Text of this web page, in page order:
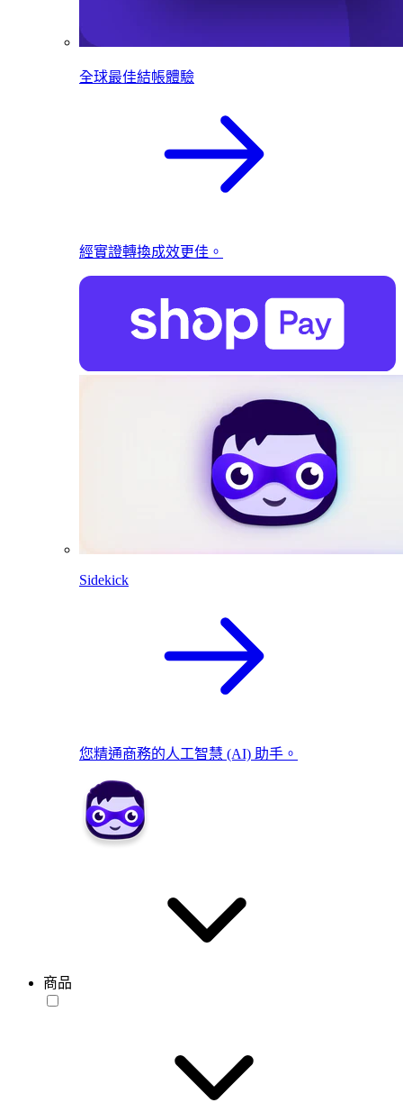
全球最佳結帳體驗
經實證轉換成效更佳。
Sidekick
您精通商務的人工智慧 (AI) 助手。
商品